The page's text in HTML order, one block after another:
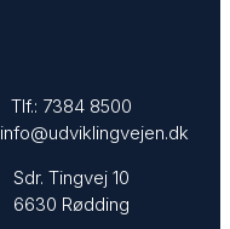
Tlf.: 7384 8500
info@udviklingvejen.dk
Sdr. Tingvej 10
6630 Rødding